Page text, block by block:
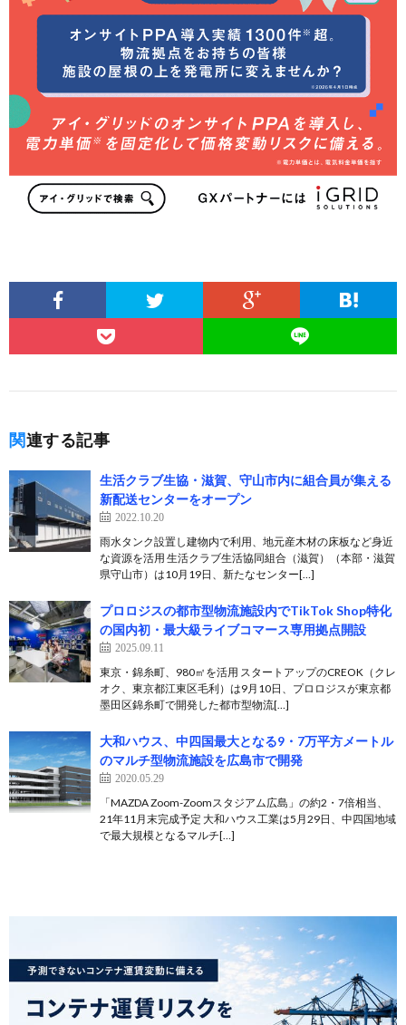
関連する記事
生活クラブ生協・滋賀、守山市内に組合員が集える
新配送センターをオープン
2022.10.20
雨水タンク設置し建物内で利用、地元産木材の床板など身近
な資源を活用 生活クラブ生活協同組合（滋賀）（本部・滋賀
県守山市）は10月19日、新たなセンター[…]
プロロジスの都市型物流施設内でTikTok Shop特化
の国内初・最大級ライブコマース専用拠点開設
2025.09.11
東京・錦糸町、980㎡を活用 スタートアップのCREOK（クレ
オク、東京都江東区毛利）は9月10日、プロロジスが東京都
墨田区錦糸町で開発した都市型物流[…]
大和ハウス、中四国最大となる9・7万平方メートル
のマルチ型物流施設を広島市で開発
2020.05.29
「MAZDA Zoom-Zoomスタジアム広島」の約2・7倍相当、
21年11月末完成予定 大和ハウス工業は5月29日、中四国地域
で最大規模となるマルチ[…]